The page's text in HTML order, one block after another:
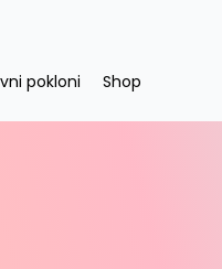
pokloni Shop